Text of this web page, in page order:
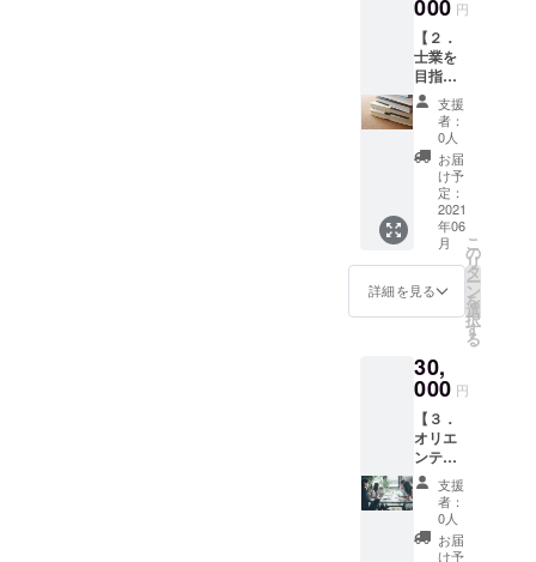
ト実行
のため
に大切
に使わ
せてい
ただき
ます。
ご支援
いただ
いた方
にお礼
のメー
ルを鎌
田より
お送り
000 円
【２．
士業を
目指す
自習ス
ペース
利用者
に読ん
でほし
い書籍
を送付
する権
利 】 士
業を目
指す受
験生は
知的好
旺盛で
す。そ
んな受
験生に
読んで
もらい
たい書
籍をご
送付い
ただけ
れば、
支援
者：
0人
お届
け予
定：
2021
年06
月
詳細を見る
こ
の
リ
タ
ー
ン
を
選
択
す
る
30,
000 円
【３．
オリエ
ンテー
ション
録画動
画配信3
か月分
】 自習
支援
者：
0人
お届
け予